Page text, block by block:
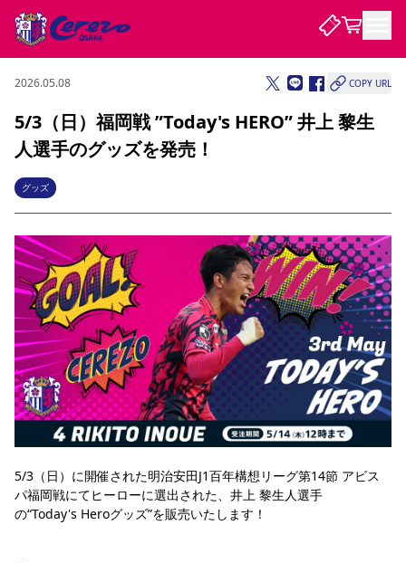
試合・チーム
試合について
試合日程 / 結果
チームについて
選手・スタッフ スケジュール メディア情報 アクセス レディース
アカデミー ハナサカプレーヤー 歴代所属選手
観戦する
チケット
チケット情報 販売スケジュール 価格・席種 購入方法
シーズンシート 法人シーズンシート 福祉サービス 団体チケット
特定興行入場券 譲渡サービス リセールサービス
観戦ガイド
初めて観戦ガイド キッズ向けサービス グルメ
マッチデープログラム
観戦マナー&ルール ビジターサポーター観戦ガイド 公式アプリ
スタジアム
YANMAR HANASAKA STADIUM
DAZNで観戦
DAZNで観戦
アウェイツアー
クラブを知る
セレッソ大阪について
クラブ紹介 沿革 シーズン記録 求人情報
サポートする
パートナー企業募集中 セレッソ大阪VISAカード サポートスタッフ
セレッソアイデアちょうだいな 応援商店街
Lise（ライセンスビジネス）
サステナビリティ
SDGsのゴール
インパクトレポート
活動レポート SPORT POSITIVE LEAGUES 取り組み実績
スポーツクラブ
ファンクラブ
ファンクラブ
SAKURA SOCIO SAKURA POINT Program 招待券引換方法 先行入場
まいセレチケット 会員規定 婚姻届・出生届・命名書
ニュース
ニュース
すべて チーム グッズ チケット イベント ファンクラブ
ホームタウン パートナー スポーツクラブ メディア 30周年
レディース
2026.05.08 COPY URL
5/3（日）福岡戦 ”Today's HERO” 井上 黎生
人選手のグッズを発売！
グッズ
5/3（日）に開催された明治安田J1百年構想リーグ第14節 アビス
パ福岡戦にてヒーローに選出された、井上 黎生人選手
の“Today's Heroグッズ”を販売いたします！